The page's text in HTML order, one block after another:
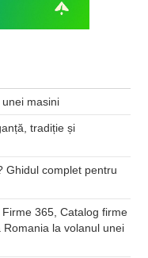
masini
tradiție și
Ghidul complet pentru
365, Catalog firme
Romania la volanul unei